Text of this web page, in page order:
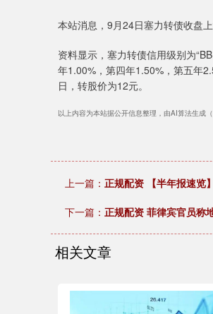
本站消息，9月24日塞力转债收盘
资料显示，塞力转债信用级别为
年1.00%，第四年1.50%，第五年
日，转股价为12元。
以上内容为本站据公开信息整理，由AI算法生成
上一篇： 正规配资 【半年报速览
下一篇： 正规配资 菲律宾官员称
相关文章